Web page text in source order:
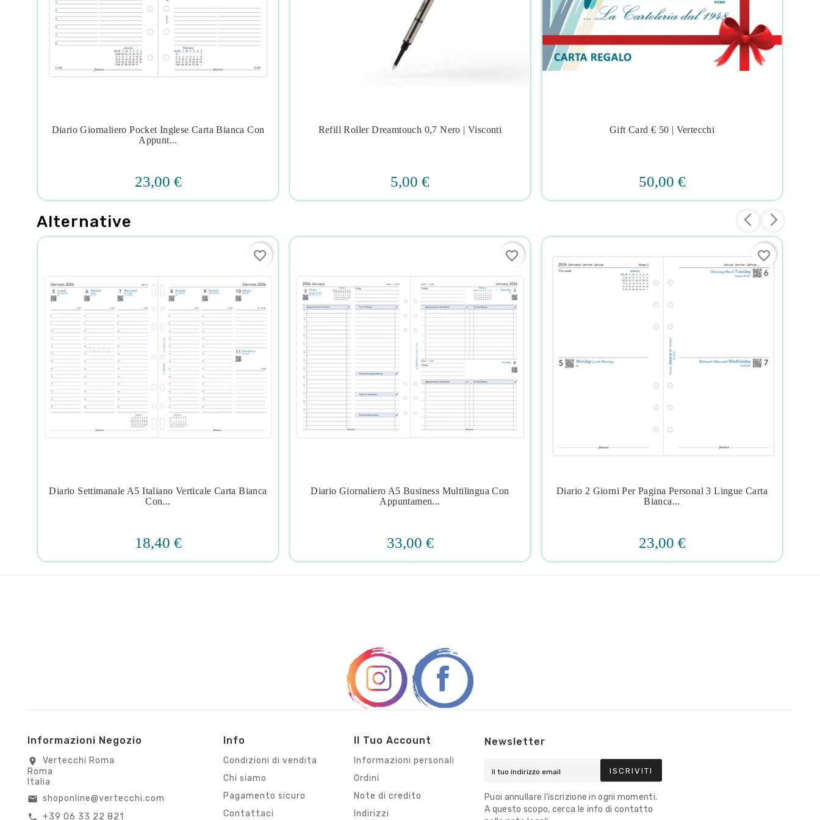
 
Diario Giornaliero Pocket Inglese Carta Bianca Con
Appunt...
23,00 €

Refill Roller Dreamtouch 0,7 Nero | Visconti
5,00 €

Gift Card € 50 | Vertecchi
50,00 €
Alternative

Diario Settimanale A5 Italiano Verticale Carta Bianca
Con...
18,40 €
favorite_border
 
Diario Giornaliero A5 Business Multilingua Con
Appuntamen...
33,00 €
favorite_border
 
Diario 2 Giorni Per Pagina Personal 3 Lingue Carta
Bianca...
23,00 €
favorite_border
Informazioni Negozio
location_on
Vertecchi Roma
Roma
Italia
email shoponline@vertecchi.com
call +39 06 33 22 821
Info
Condizioni di vendita
Chi siamo
Pagamento sicuro
Contattaci
Il Tuo Account
Informazioni personali
Ordini
Note di credito
Indirizzi
Newsletter
ISCRIVITI
Puoi annullare l'iscrizione in ogni momenti.
A questo scopo, cerca le info di contatto